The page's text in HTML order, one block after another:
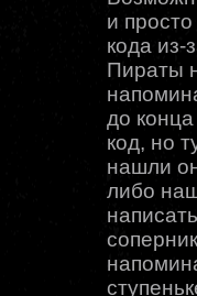
и
кода из-
Пираты
до
код, но
нашли
либо